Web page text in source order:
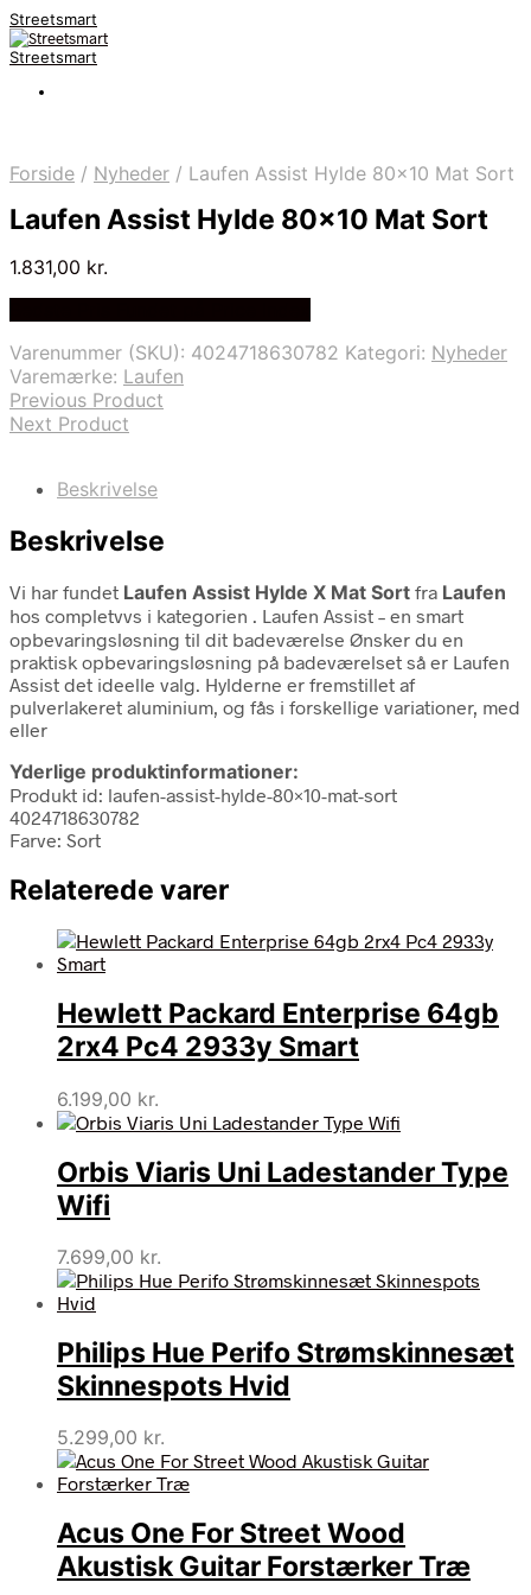
Streetsmart
Streetsmart
Forside / Nyheder / Laufen Assist Hylde 80×10 Mat Sort
Laufen Assist Hylde 80×10 Mat Sort
1.831,00 kr.
Varenummer (SKU): 4024718630782 Kategori: Nyheder
Varemærke: Laufen
Previous Product
Next Product
Beskrivelse
Beskrivelse
Vi har fundet Laufen Assist Hylde X Mat Sort fra Laufen
hos completvvs i kategorien . Laufen Assist – en smart
opbevaringsløsning til dit badeværelse Ønsker du en
praktisk opbevaringsløsning på badeværelset så er Laufen
Assist det ideelle valg. Hylderne er fremstillet af
pulverlakeret aluminium, og fås i forskellige variationer, med
eller
Yderlige produktinformationer:
Produkt id: laufen-assist-hylde-80×10-mat-sort
4024718630782
Farve: Sort
Relaterede varer
Hewlett Packard Enterprise 64gb
2rx4 Pc4 2933y Smart
6.199,00 kr.
Orbis Viaris Uni Ladestander Type
Wifi
7.699,00 kr.
Philips Hue Perifo Strømskinnesæt
Skinnespots Hvid
5.299,00 kr.
Acus One For Street Wood
Akustisk Guitar Forstærker Træ